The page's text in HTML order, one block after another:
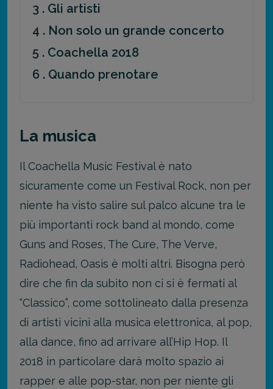
3 . Gli artisti
4 . Non solo un grande concerto
5 . Coachella 2018
6 . Quando prenotare
La musica
Il Coachella Music Festival è nato
sicuramente come un Festival Rock, non per
niente ha visto salire sul palco alcune tra le
più importanti rock band al mondo, come
Guns and Roses, The Cure, The Verve,
Radiohead, Oasis è molti altri. Bisogna però
dire che fin da subito non ci si è fermati al
“Classico”, come sottolineato dalla presenza
di artisti vicini alla musica elettronica, al pop,
alla dance, fino ad arrivare all’Hip Hop. Il
2018 in particolare darà molto spazio ai
rapper e alle pop-star, non per niente gli